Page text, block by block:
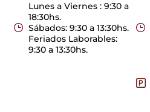
Lunes a Viernes : 9:30 a
18:30hs.
Sábados: 9:30 a 13:30hs.
Feriados Laborables:
9:30 a 13:30hs.